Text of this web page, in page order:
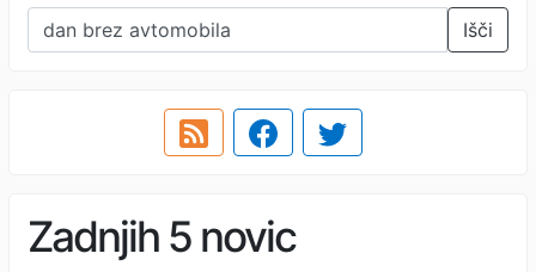
Išči
Zadnjih 5 novic